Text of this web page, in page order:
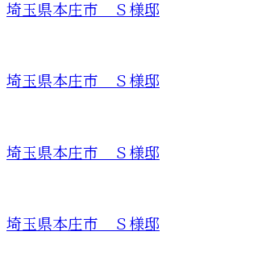
埼玉県本庄市 Ｓ様邸
埼玉県本庄市 Ｓ様邸
埼玉県本庄市 Ｓ様邸
埼玉県本庄市 Ｓ様邸